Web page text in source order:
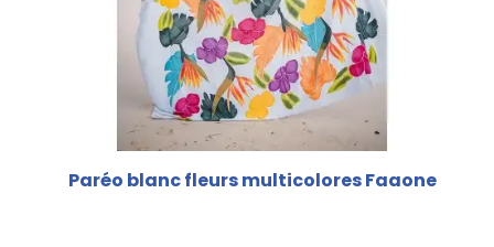
Paréo blanc fleurs multicolores Faaone